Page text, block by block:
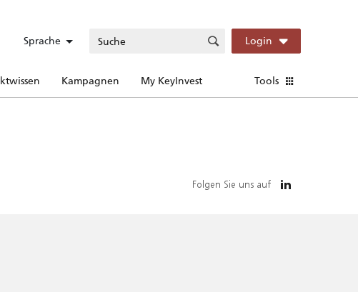
Sprache Login
Kampagnen My KeyInvest Tools
Folgen Sie uns auf